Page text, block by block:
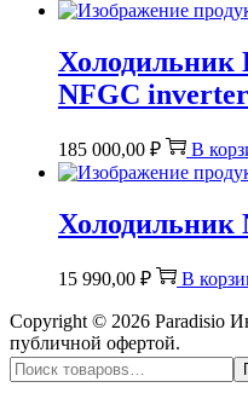
Холодильник
NFGС inverter
185 000,00 ₽ В
Холодильник
15 990,00 ₽ В
Copyright © 2026 Paradisio
публичной офертой.
Поиск:>